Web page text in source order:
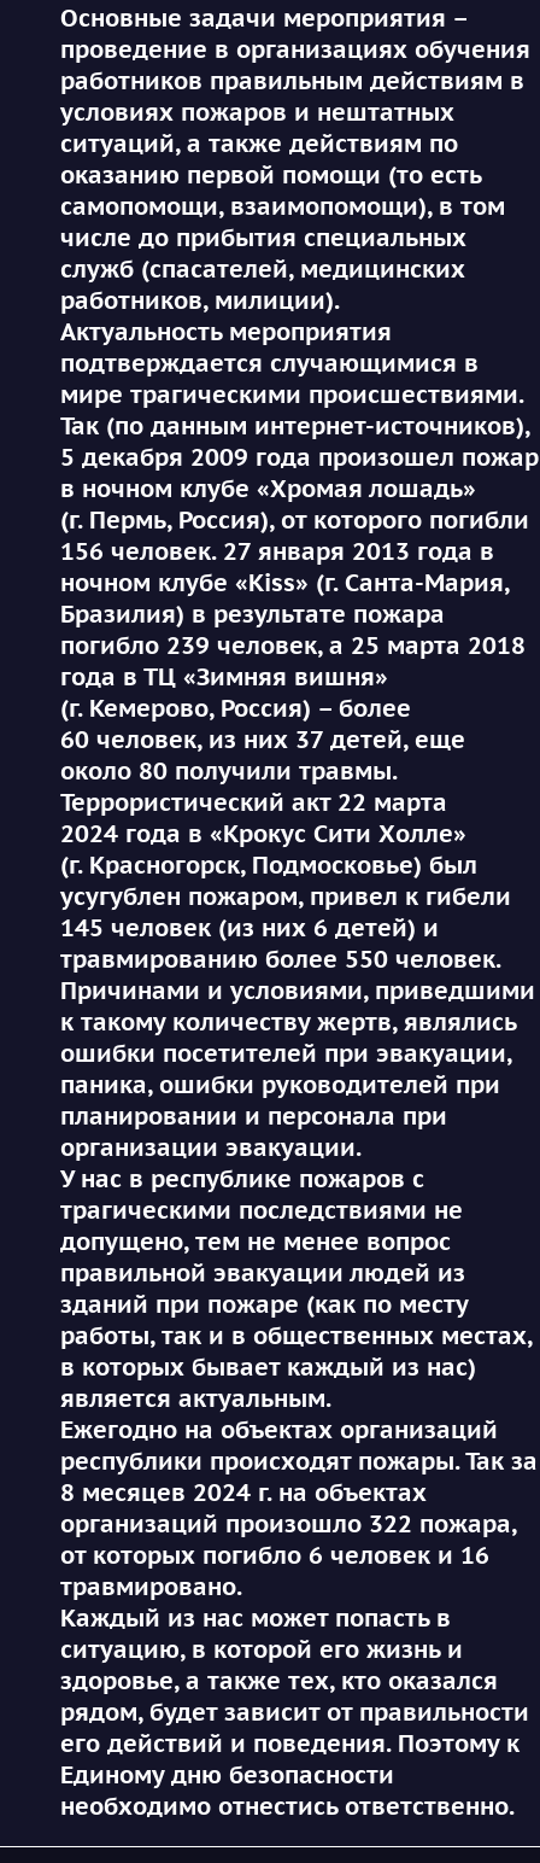
Основные задачи мероприятия –
проведение в организациях обучения
работников правильным действиям в
условиях пожаров и нештатных
ситуаций, а также действиям по
оказанию первой помощи (то есть
самопомощи, взаимопомощи), в том
числе до прибытия специальных
служб (спасателей, медицинских
работников, милиции).
Актуальность мероприятия
подтверждается случающимися в
мире трагическими происшествиями.
Так (по данным интернет-источников),
5 декабря 2009 года произошел пожар
в ночном клубе «Хромая лошадь»
(г. Пермь, Россия), от которого погибли
156 человек. 27 января 2013 года в
ночном клубе «Kiss» (г. Санта-Мария,
Бразилия) в результате пожара
погибло 239 человек, а 25 марта 2018
года в ТЦ «Зимняя вишня»
(г. Кемерово, Россия) – более
60 человек, из них 37 детей, еще
около 80 получили травмы.
Террористический акт 22 марта
2024 года в «Крокус Сити Холле»
(г. Красногорск, Подмосковье) был
усугублен пожаром, привел к гибели
145 человек (из них 6 детей) и
травмированию более 550 человек.
Причинами и условиями, приведшими
к такому количеству жертв, являлись
ошибки посетителей при эвакуации,
паника, ошибки руководителей при
планировании и персонала при
организации эвакуации.
У нас в республике пожаров с
трагическими последствиями не
допущено, тем не менее вопрос
правильной эвакуации людей из
зданий при пожаре (как по месту
работы, так и в общественных местах,
в которых бывает каждый из нас)
является актуальным.
Ежегодно на объектах организаций
республики происходят пожары. Так за
8 месяцев 2024 г. на объектах
организаций произошло 322 пожара,
от которых погибло 6 человек и 16
травмировано.
Каждый из нас может попасть в
ситуацию, в которой его жизнь и
здоровье, а также тех, кто оказался
рядом, будет зависит от правильности
его действий и поведения. Поэтому к
Единому дню безопасности
необходимо отнестись ответственно.